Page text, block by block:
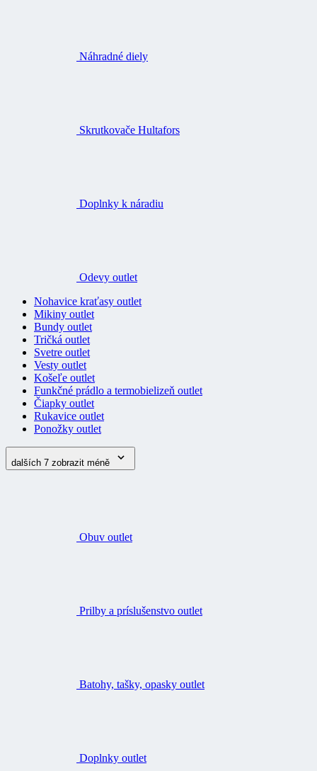
Náhradné diely
Skrutkovače Hultafors
Doplnky k náradiu
Odevy outlet
Nohavice kraťasy outlet
Mikiny outlet
Bundy outlet
Tričká outlet
Svetre outlet
Vesty outlet
Košeľe outlet
Funkčné prádlo a termobielizeň outlet
Čiapky outlet
Rukavice outlet
Ponožky outlet
dalších 7 zobrazit méně
Obuv outlet
Prilby a príslušenstvo outlet
Batohy, tašky, opasky outlet
Doplnky outlet